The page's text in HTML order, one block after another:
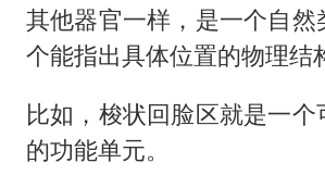
其他器官一样，是一个自然
个能指出具体位置的物理结
比如，梭状回脸区就是一个
的功能单元。